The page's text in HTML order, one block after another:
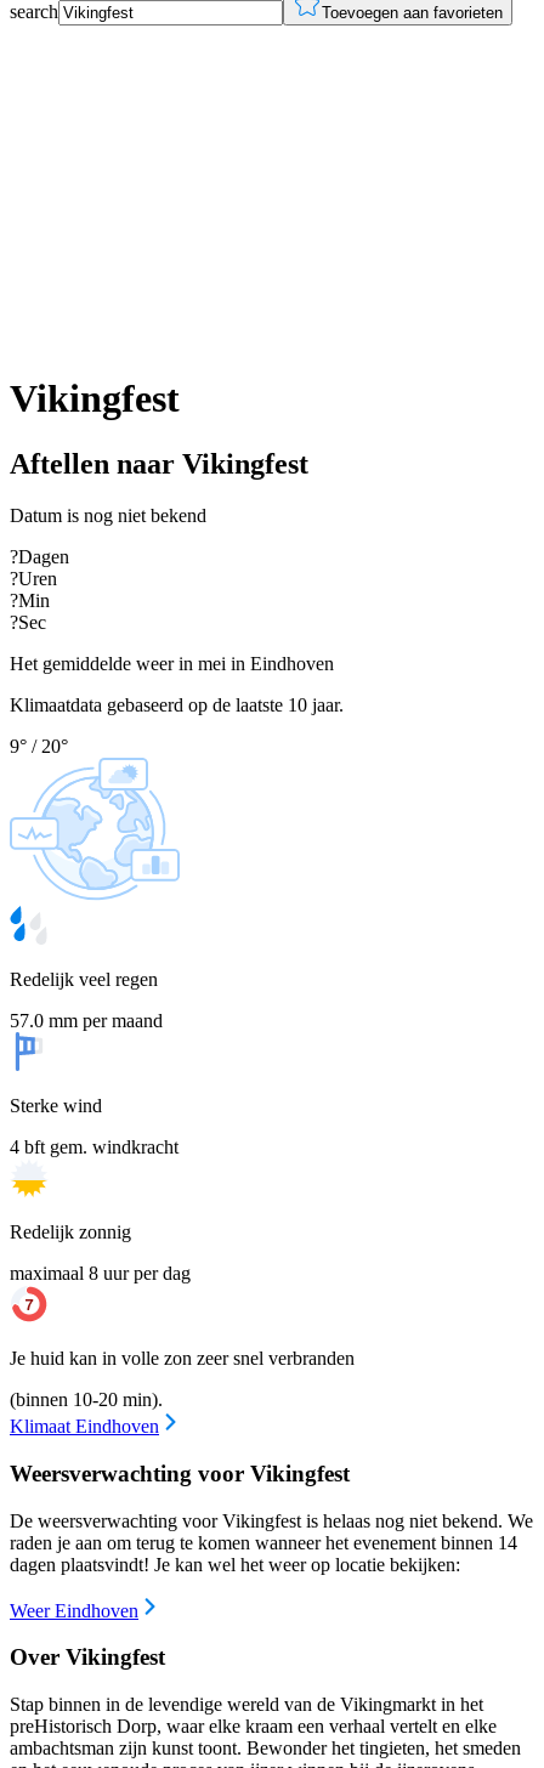
search Toevoegen aan favorieten
Vikingfest
Aftellen naar Vikingfest
Datum is nog niet bekend
?Dagen
?Uren
?Min
?Sec
Het gemiddelde weer in mei in Eindhoven
Klimaatdata gebaseerd op de laatste 10 jaar.
9° / 20°
Redelijk veel regen
57.0 mm per maand
Sterke wind
4 bft gem. windkracht
Redelijk zonnig
maximaal 8 uur per dag
Je huid kan in volle zon zeer snel verbranden
(binnen 10-20 min).
Klimaat Eindhoven
Weersverwachting voor Vikingfest
De weersverwachting voor Vikingfest is helaas nog niet bekend. We
raden je aan om terug te komen wanneer het evenement binnen 14
dagen plaatsvindt! Je kan wel het weer op locatie bekijken:
Weer Eindhoven
Over Vikingfest
Stap binnen in de levendige wereld van de Vikingmarkt in het
preHistorisch Dorp, waar elke kraam een verhaal vertelt en elke
ambachtsman zijn kunst toont. Bewonder het tingieten, het smeden